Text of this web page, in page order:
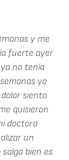
y me
fuerte ayer
no tenía
yo
siento
quisieron
doctora
un
bien es